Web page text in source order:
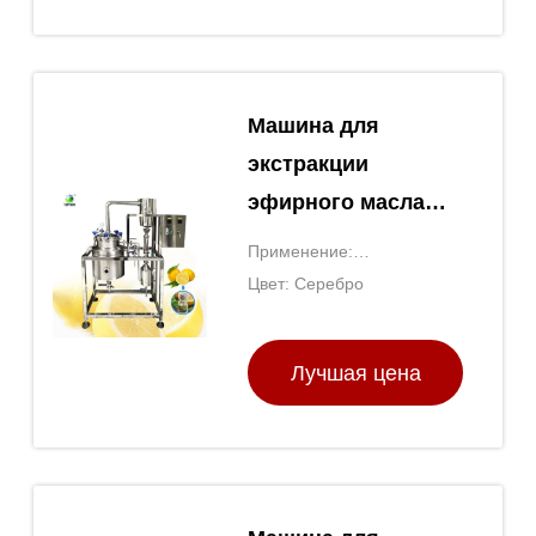
Машина для
экстракции
эфирного масла
цитрусовых
растений
Применение:
Ароматерапия, экстракция
Цвет: Серебро
Лучшая цена